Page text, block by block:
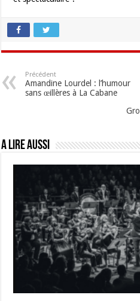
Précédent
Amandine Lourdel : l’humour
sans œillères à La Cabane
A lire aussi